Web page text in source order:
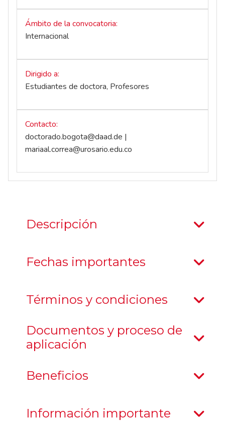
Ámbito de la convocatoria
Internacional
Dirigido a
Estudiantes de doctora, Profesores
Contacto
doctorado.bogota@daad.de |
mariaal.correa@urosario.edu.co
Descripción
Fechas importantes
Términos y condiciones
Documentos y proceso de
aplicación
Beneficios
Información importante